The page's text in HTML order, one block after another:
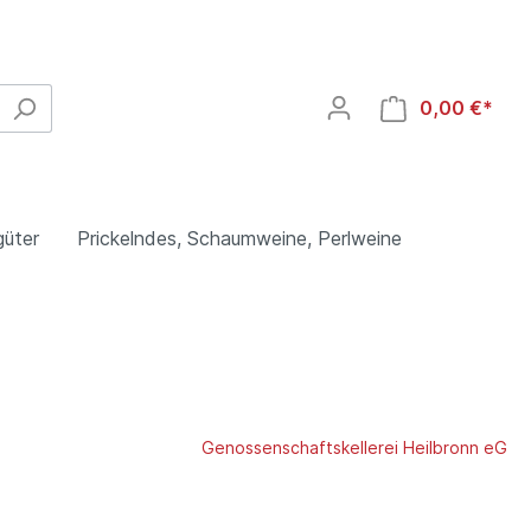
0,00 €*
Prickelndes, Schaumweine, Perlweine
Spanien
Heuchelberg Weingärtner eG,
Genossenschaftskellerei Heilbronn eG